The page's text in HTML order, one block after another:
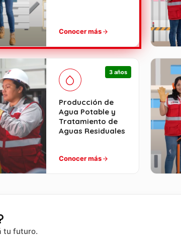
Conocer más
3 años
Producción de
Agua Potable y
Tratamiento de
Aguas Residuales
Conocer más
tu futuro.